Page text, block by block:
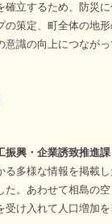
確立するため、防災
の策定、町全体の地
意識の向上につなが
振興・企業誘致推進課
る多様な情報を掲載
た。あわせて相島の
受け入れて人口増加